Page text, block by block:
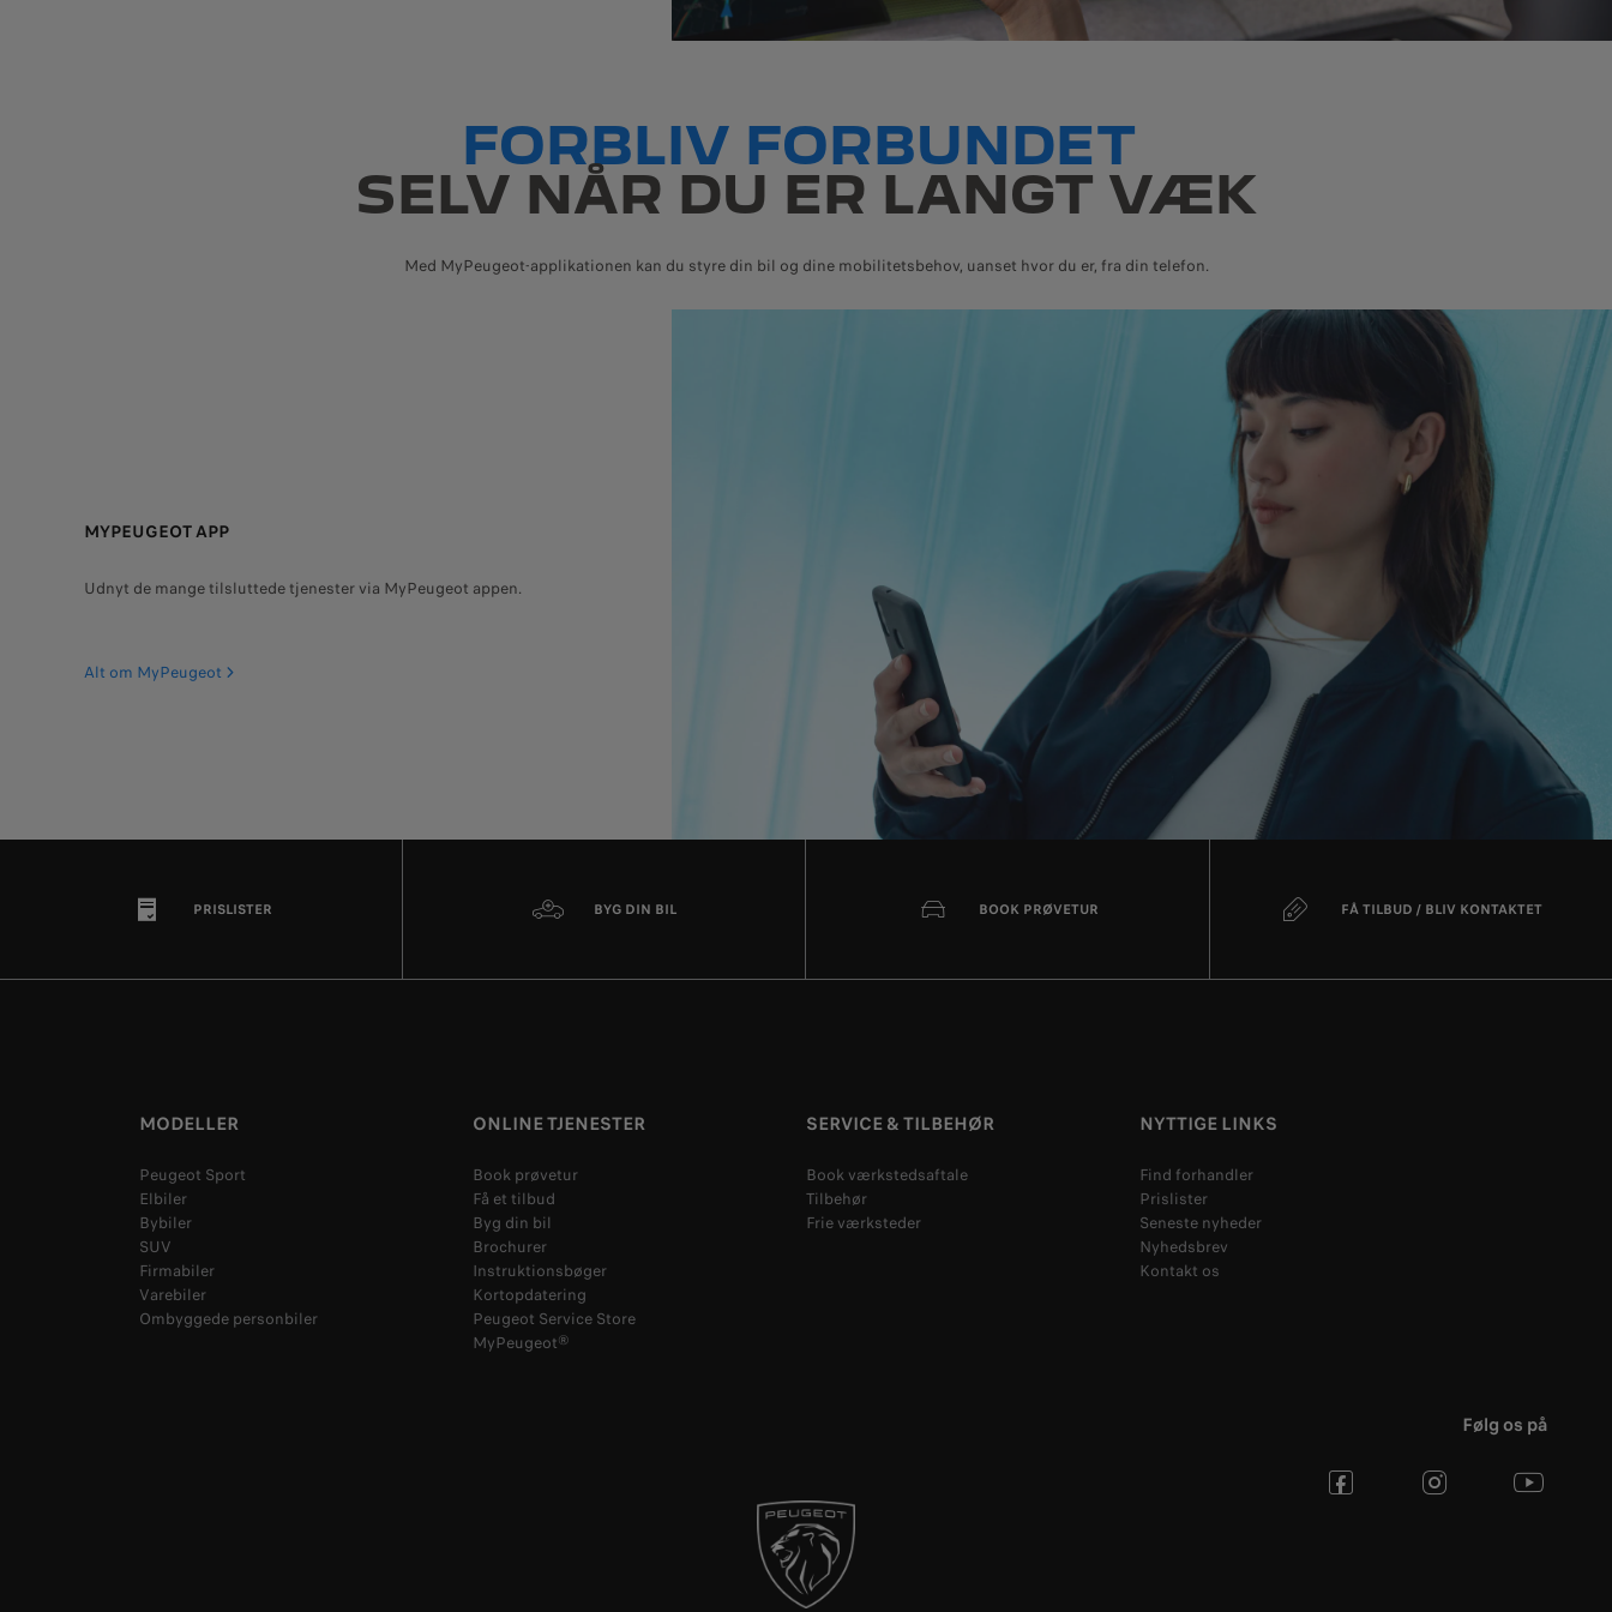
FORBLIV FORBUNDET
SELV NÅR DU ER LANGT VÆK
Med MyPeugeot-applikationen kan du styre din bil og dine mobilitetsbehov, uanset hvor du er, fra din telefon.
MYPEUGEOT APP
Udnyt de mange tilsluttede tjenester via MyPeugeot appen.
Alt om MyPeugeot
PRISLISTER BYG DIN BIL BOOK PRØVETUR FÅ TILBUD / BLIV KONTAKTET
MODELLER
Peugeot Sport
Elbiler
Bybiler
SUV
Firmabiler
Varebiler
Ombyggede personbiler
ONLINE TJENESTER
Book prøvetur
Få et tilbud
Byg din bil
Brochurer
Instruktionsbøger
Kortopdatering
Peugeot Service Store
MyPeugeot®
SERVICE & TILBEHØR
Book værkstedsaftale
Tilbehør
Frie værksteder
NYTTIGE LINKS
Find forhandler
Prislister
Seneste nyheder
Nyhedsbrev
Kontakt os
Følg os på